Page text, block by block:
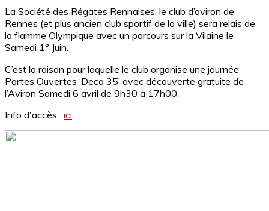
La Société des Régates Rennaises, le club d’aviron de
Rennes (et plus ancien club sportif de la ville) sera relais de
la flamme Olympique avec un parcours sur la Vilaine le
Samedi 1° Juin.
C’est la raison pour laquelle le club organise une journée
Portes Ouvertes ‘Deca 35’ avec découverte gratuite de
l’Aviron Samedi 6 avril de 9h30 à 17h00.
Info d'accès : ici